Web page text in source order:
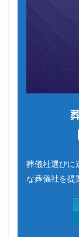
葬儀社選びに
な葬儀社を提